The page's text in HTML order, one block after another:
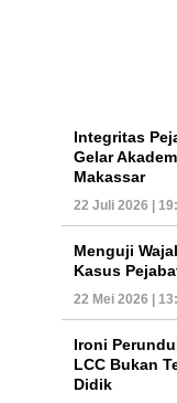
Integritas
Gelar
Makassar
22 Juli 2026 |
Menguji
Kasus
22 Mei 2026 |
Ironi
LCC Bukan
Didik